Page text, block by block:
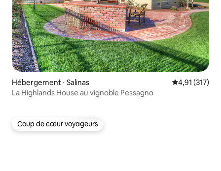
Hébergement ⋅ Salinas Évaluation
4,91 (317)
La Highlands House au vignoble Pessagno
Coup de cœur voyageurs
Coup de cœur voyageurs